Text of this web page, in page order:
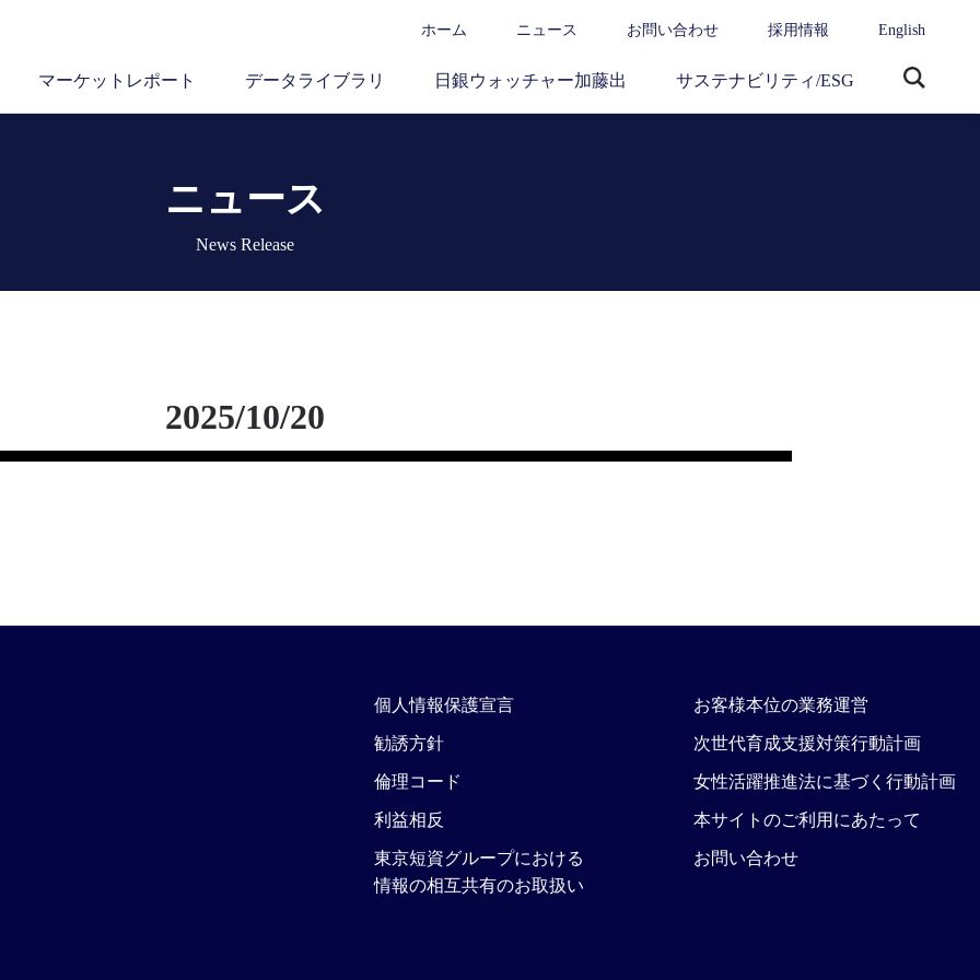
ホーム ニュース お問い合わせ 採用情報 English
マーケットレポート データライブラリ 日銀ウォッチャー加藤出 サステナビリティ/ESG
ニュース
News Release
2025/10/20
個人情報保護宣言
勧誘方針
倫理コード
利益相反
東京短資グループにおける
情報の相互共有のお取扱い
お客様本位の業務運営
次世代育成支援対策行動計画
女性活躍推進法に基づく行動計画
本サイトのご利用にあたって
お問い合わせ